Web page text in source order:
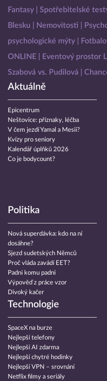
Fantasy
Spotřebitelské
Blesku
Nemovitosti
psychologické mýty
ONLINE
Eventový prostor
Szabová vs. Pudilová
Aktuálně
Epicentrum
Neštovice: příznaky, léčba
V čem jezdí Yamal a Mesii?
Kvízy pro seniory
Kalendář úplňků 2026
Co je bodycount?
Politika
Nová superdávka: kdo na ní
dosáhne?
Sjezd sudetských Němců
Proč vláda zavádí EET?
Padni komu padni
Výpověď z práce vzor
Divoký kačer
Technologie
SpaceX na burze
Nejlepší telefony
Nejlepší AI zdarma
Nejlepší chytré hodinky
Nejlepší VPN – srovnání
Netflix filmy a seriály